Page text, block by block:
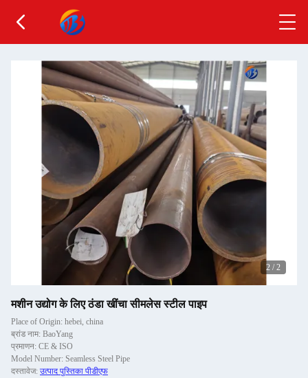
2 / 2
मशीन उद्योग के लिए ठंडा खींचा सीमलेस स्टील पाइप
Place of Origin: hebei, china
ब्रांड नाम: BaoYang
प्रमाणन: CE & ISO
Model Number: Seamless Steel Pipe
दस्तावेज: उत्पाद पुस्तिका पीडीएफ